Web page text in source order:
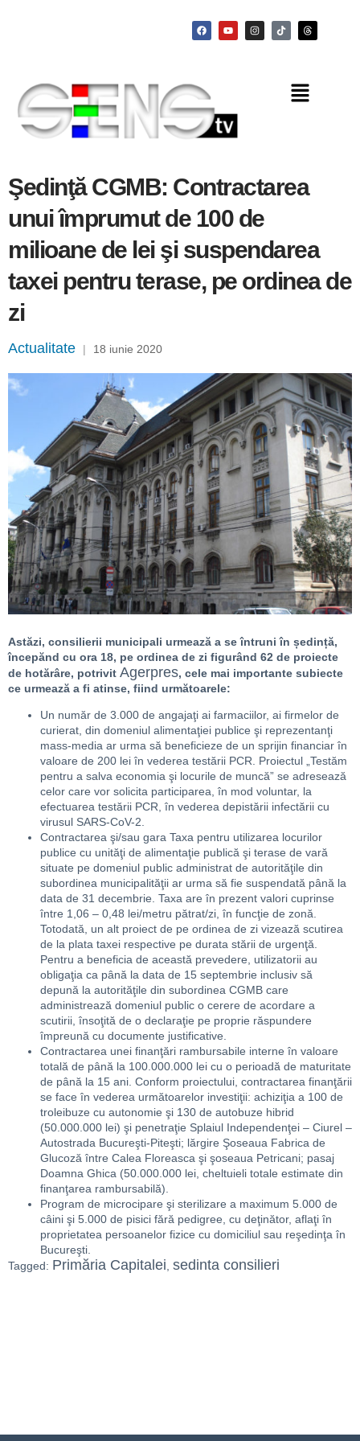
Şedinţă CGMB: Contractarea
unui împrumut de 100 de
milioane de lei şi suspendarea
taxei pentru terase, pe ordinea de
zi
Actualitate | 18 iunie 2020
Astăzi, consilierii municipali urmează a se întruni în ședință,
începănd cu ora 18, pe ordinea de zi figurând 62 de proiecte
de hotărâre, potrivit Agerpres, cele mai importante subiecte
ce urmează a fi atinse, fiind următoarele:
Un număr de 3.000 de angajaţi ai farmaciilor, ai firmelor de
curierat, din domeniul alimentaţiei publice şi reprezentanţi
mass-media ar urma să beneficieze de un sprijin financiar în
valoare de 200 lei în vederea testării PCR. Proiectul „Testăm
pentru a salva economia şi locurile de muncă” se adresează
celor care vor solicita participarea, în mod voluntar, la
efectuarea testării PCR, în vederea depistării infectării cu
virusul SARS-CoV-2.
Contractarea şi/sau gara Taxa pentru utilizarea locurilor
publice cu unităţi de alimentaţie publică şi terase de vară
situate pe domeniul public administrat de autorităţile din
subordinea municipalităţii ar urma să fie suspendată până la
data de 31 decembrie. Taxa are în prezent valori cuprinse
între 1,06 – 0,48 lei/metru pătrat/zi, în funcţie de zonă.
Totodată, un alt proiect de pe ordinea de zi vizează scutirea
de la plata taxei respective pe durata stării de urgenţă.
Pentru a beneficia de această prevedere, utilizatorii au
obligaţia ca până la data de 15 septembrie inclusiv să
depună la autorităţile din subordinea CGMB care
administrează domeniul public o cerere de acordare a
scutirii, însoţită de o declaraţie pe proprie răspundere
împreună cu documente justificative.
Contractarea unei finanţări rambursabile interne în valoare
totală de până la 100.000.000 lei cu o perioadă de maturitate
de până la 15 ani. Conform proiectului, contractarea finanţării
se face în vederea următoarelor investiţii: achiziţia a 100 de
troleibuze cu autonomie şi 130 de autobuze hibrid
(50.000.000 lei) şi penetraţie Splaiul Independenţei – Ciurel –
Autostrada Bucureşti-Piteşti; lărgire Şoseaua Fabrica de
Glucoză între Calea Floreasca şi şoseaua Petricani; pasaj
Doamna Ghica (50.000.000 lei, cheltuieli totale estimate din
finanţarea rambursabilă).
Program de microcipare şi sterilizare a maximum 5.000 de
câini şi 5.000 de pisici fără pedigree, cu deţinător, aflaţi în
proprietatea persoanelor fizice cu domiciliul sau reşedinţa în
Bucureşti.
Tagged: Primăria Capitalei, sedinta consilieri